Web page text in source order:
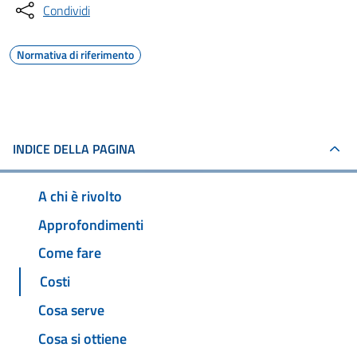
Condividi
Normativa di riferimento
INDICE DELLA PAGINA
A chi è rivolto
Approfondimenti
Come fare
Costi
Cosa serve
Cosa si ottiene